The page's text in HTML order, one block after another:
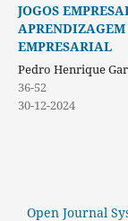
JOGOS
EMPRESARIAL
Pedro Henrique
36-52
30-12-2024
Open Journal